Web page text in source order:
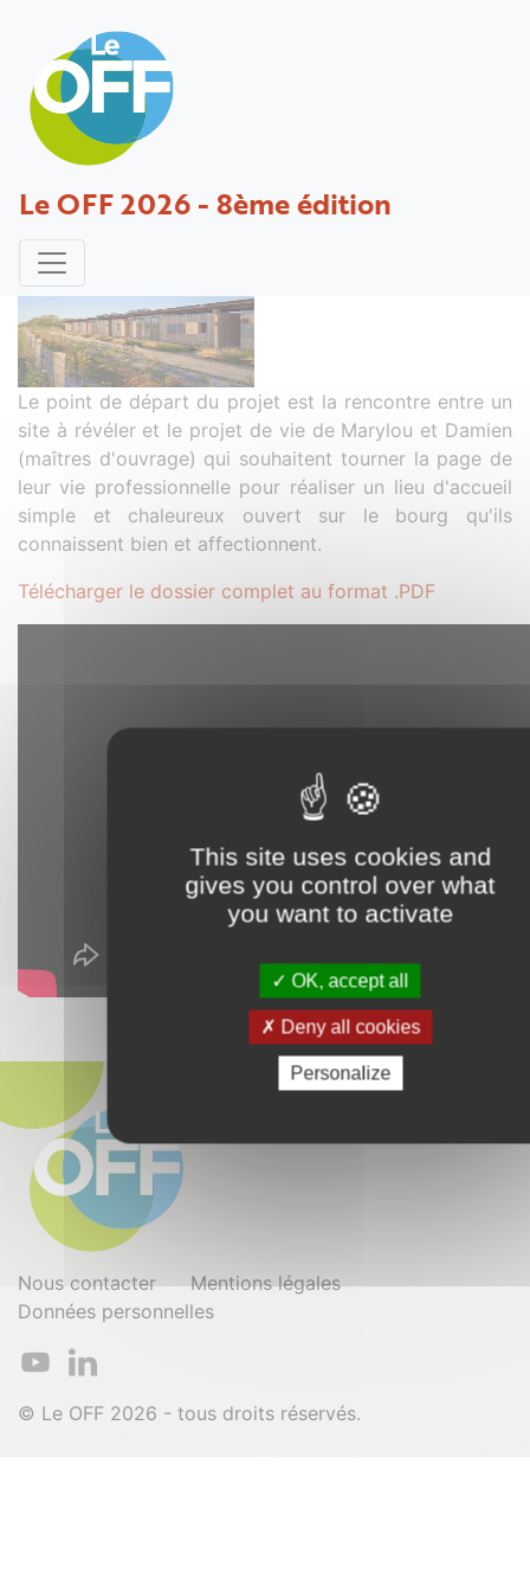
Le OFF 2026 - 8ème édition
La Ferme du Marais Girard
Projet déposé par Périn - 30 novembre 2016
Le point de départ du projet est la rencontre entre un
site à révéler et le projet de vie de Marylou et Damien
(maîtres d'ouvrage) qui souhaitent tourner la page de
leur vie professionnelle pour réaliser un lieu d'accueil
simple et chaleureux ouvert sur le bourg qu'ils
connaissent bien et affectionnent.
Télécharger le dossier complet au format .PDF
Nous contacter
Mentions légales
Données personnelles
© Le OFF 2026 - tous droits réservés.
This site uses cookies and
gives you control over what
you want to activate
OK, accept all
Deny all cookies
Personalize